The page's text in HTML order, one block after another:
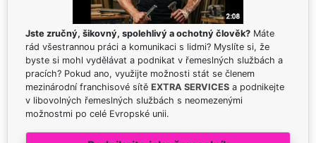
Jste zručný, šikovný, spolehlivý a ochotný člověk? Máte
rád všestrannou práci a komunikaci s lidmi? Myslíte si, že
byste si mohl vydělávat a podnikat v řemeslných službách a
pracích? Pokud ano, využijte možnosti stát se členem
mezinárodní franchisové sítě EXTRA SERVICES a podnikejte
v libovolných řemeslných službách s neomezenými
možnostmi po celé Evropské unii.